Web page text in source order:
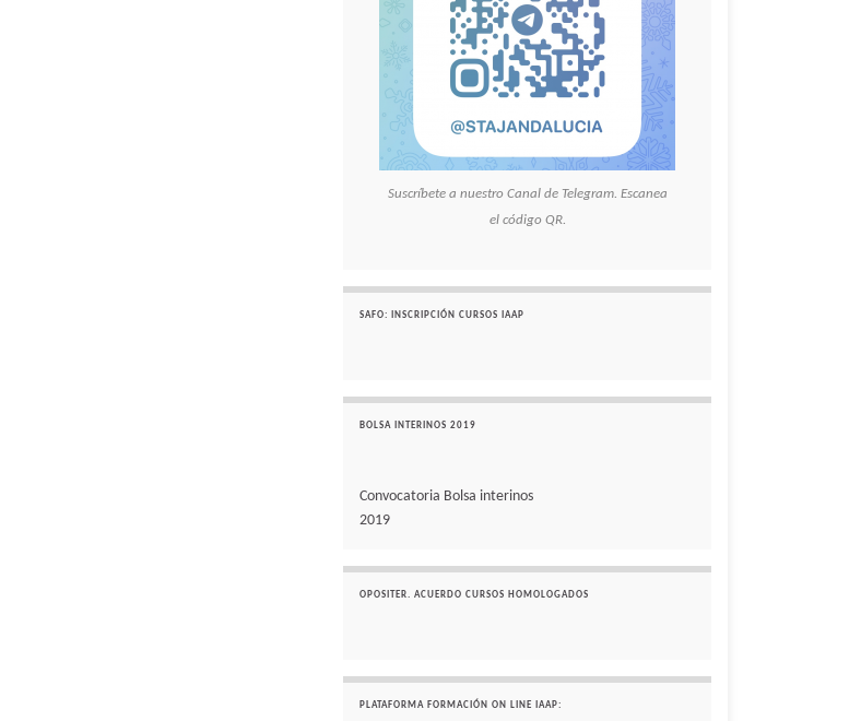
Suscríbete a nuestro Canal de Telegram. Escanea
el código QR.
SAFO: INSCRIPCIÓN CURSOS IAAP
BOLSA INTERINOS 2019
Convocatoria Bolsa interinos
2019
OPOSITER. ACUERDO CURSOS HOMOLOGADOS
PLATAFORMA FORMACIÓN ON LINE IAAP: